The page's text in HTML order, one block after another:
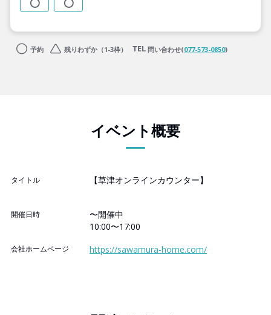
予約 残りわずか（1-3枠） 問い合わせ(077-573-0850)
イベント概要
タイトル 【草津オンラインカウンター】
開催日時
〜開催中
10:00〜17:00
会社ホームページ https://sawamura-home.com/